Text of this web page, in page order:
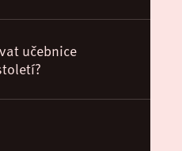
učebnice